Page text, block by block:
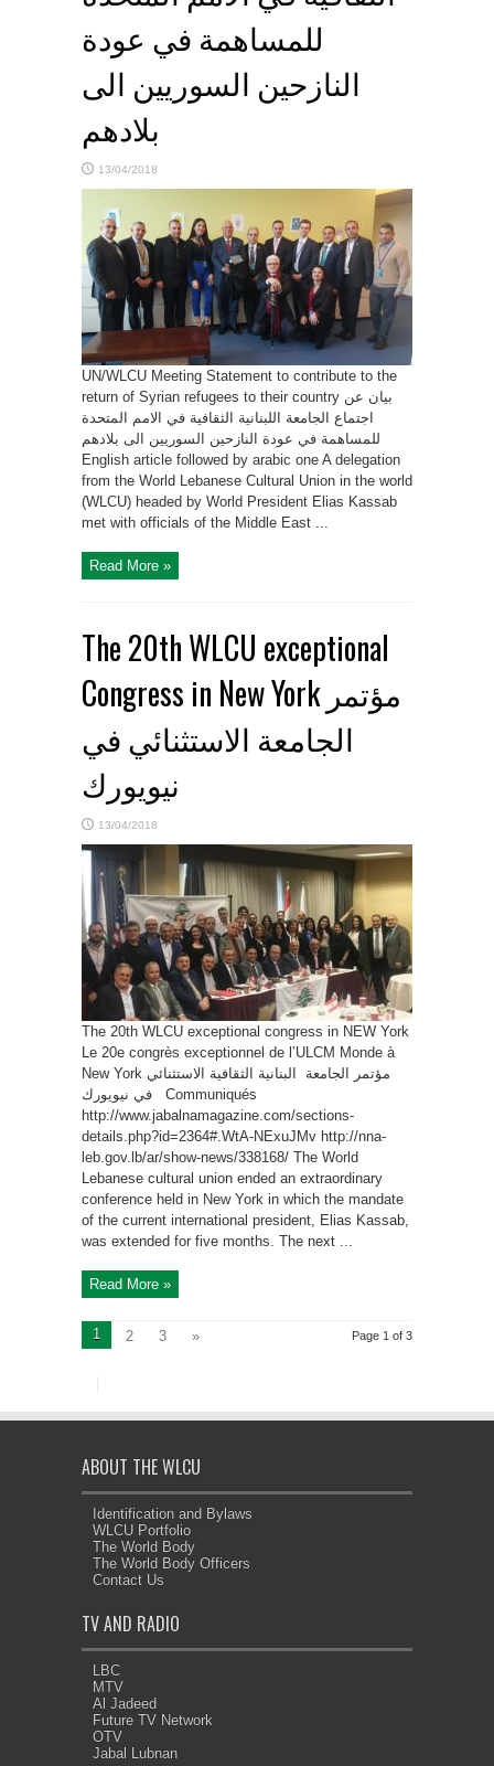
للمساهمة في عودة
النازحين السوريين الى
بلادهم
13/04/2018
UN/WLCU Meeting Statement to contribute to the
return of Syrian refugees to their country بيان عن
اجتماع الجامعة اللبنانية الثقافية في الامم المتحدة
للمساهمة في عودة النازحين السوريين الى بلادهم
English article followed by arabic one A delegation
from the World Lebanese Cultural Union in the world
(WLCU) headed by World President Elias Kassab
met with officials of the Middle East ...
Read More »
The 20th WLCU exceptional
Congress in New York مؤتمر
الجامعة الاستثنائي في
نيويورك
13/04/2018
The 20th WLCU exceptional congress in NEW York
Le 20e congrès exceptionnel de l’ULCM Monde à
New York مؤتمر الجامعة البنانية الثقافية الاستثنائي
في نيويورك Communiqués
http://www.jabalnamagazine.com/sections-
details.php?id=2364#.WtA-NExuJMv http://nna-
leb.gov.lb/ar/show-news/338168/ The World
Lebanese cultural union ended an extraordinary
conference held in New York in which the mandate
of the current international president, Elias Kassab,
was extended for five months. The next ...
Read More »
Page 1 of 3
1 2 3 »
ABOUT THE WLCU
Identification and Bylaws
WLCU Portfolio
The World Body
The World Body Officers
Contact Us
TV AND RADIO
LBC
MTV
Al Jadeed
Future TV Network
OTV
Jabal Lubnan